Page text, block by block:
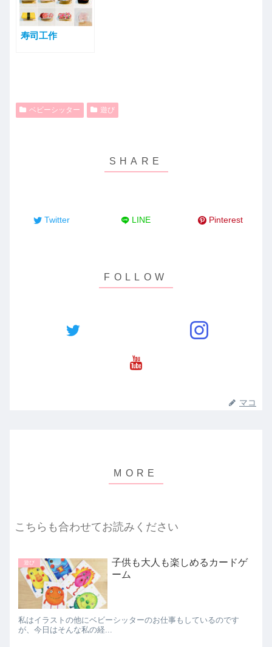
寿司工作
ベビーシッター 遊び
Twitter LINE Pinterest
マコ
こちらも合わせてお読みください
遊び
子供も大人も楽しめるカードゲ
ーム
私はイラストの他にベビーシッターのお仕事もしているのです
が、今日はそんな私の経...